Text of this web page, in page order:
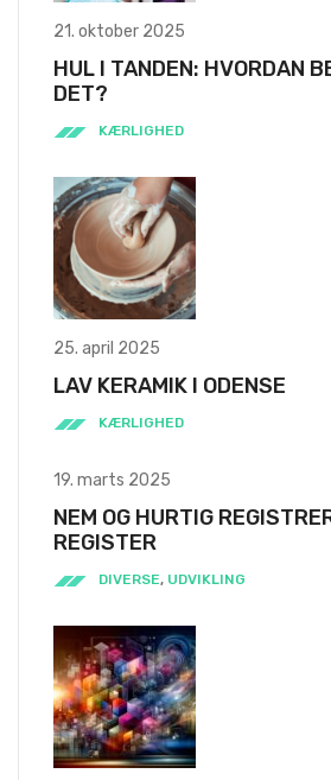
21. oktober 2025
HUL I TANDEN: HVORDAN
DET?
KÆRLIGHED
25. april 2025
LAV KERAMIK I ODENSE
KÆRLIGHED
19. marts 2025
NEM OG HURTIG
REGISTER
DIVERSE, UDVIKLING